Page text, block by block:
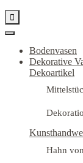

Bodenvasen
Dekorative
Dekoartikel
Hahn